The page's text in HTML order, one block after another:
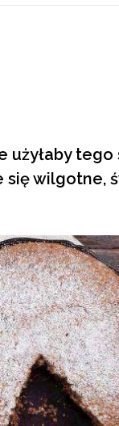
tego
się wilgotne,